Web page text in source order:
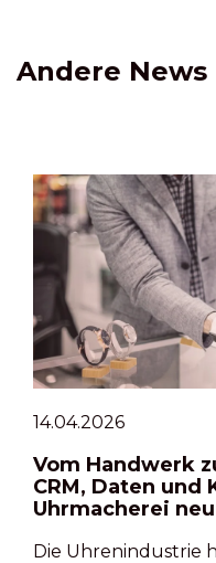
Andere News
14.04.2026
Vom Handwerk
CRM, Daten und
Uhrmacherei
Die Uhrenindustrie